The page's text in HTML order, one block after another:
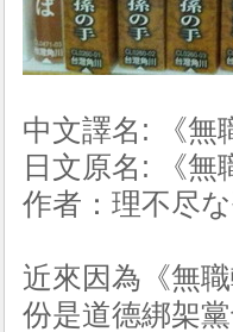
中文譯名: 《
日文原名: 《
作者：理不尽
近來因為《無
份是道德綁架